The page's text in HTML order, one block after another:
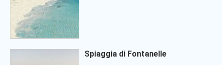
Spiaggia di Fontanelle